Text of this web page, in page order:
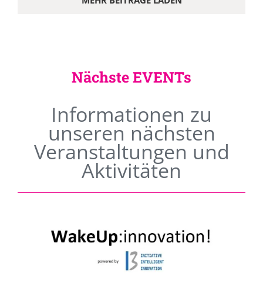
Nächste EVENTs
Informationen zu
unseren nächsten
Veranstaltungen und
Aktivitäten